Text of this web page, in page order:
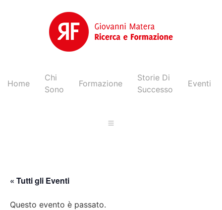
Home
Chi
Sono
Formazione
Storie Di
Successo
Eventi
« Tutti gli Eventi
Questo evento è passato.